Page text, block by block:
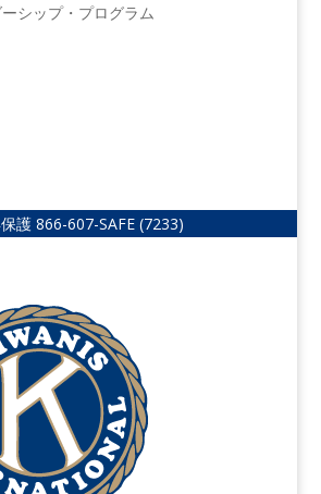
シップ・プログラム
護 866-607-SAFE (7233)